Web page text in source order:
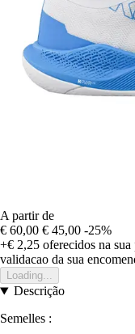
A partir de
€ 60,00 € 45,00 -25%
+€ 2,25 oferecidos na
validacao da sua
Loading...
Descrição
Semelles :